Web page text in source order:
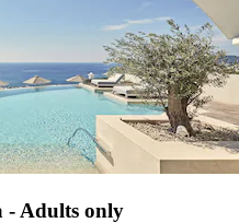
- Adults only